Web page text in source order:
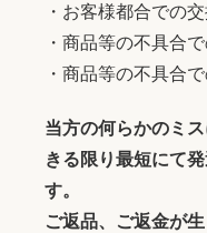
・お客様都合での
・商品等の不具合
・商品等の不具合
当方の何らかのミ
きる限り最短にて
す。
ご返品、ご返金が